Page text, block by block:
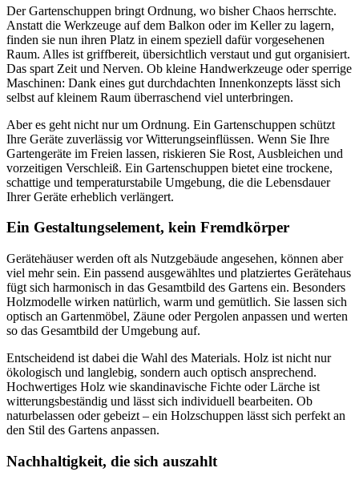
Der Gartenschuppen bringt Ordnung, wo bisher Chaos herrschte.
Anstatt die Werkzeuge auf dem Balkon oder im Keller zu lagern,
finden sie nun ihren Platz in einem speziell dafür vorgesehenen
Raum. Alles ist griffbereit, übersichtlich verstaut und gut organisiert.
Das spart Zeit und Nerven. Ob kleine Handwerkzeuge oder sperrige
Maschinen: Dank eines gut durchdachten Innenkonzepts lässt sich
selbst auf kleinem Raum überraschend viel unterbringen.
Aber es geht nicht nur um Ordnung. Ein Gartenschuppen schützt
Ihre Geräte zuverlässig vor Witterungseinflüssen. Wenn Sie Ihre
Gartengeräte im Freien lassen, riskieren Sie Rost, Ausbleichen und
vorzeitigen Verschleiß. Ein Gartenschuppen bietet eine trockene,
schattige und temperaturstabile Umgebung, die die Lebensdauer
Ihrer Geräte erheblich verlängert.
Ein Gestaltungselement, kein Fremdkörper
Gerätehäuser werden oft als Nutzgebäude angesehen, können aber
viel mehr sein. Ein passend ausgewähltes und platziertes Gerätehaus
fügt sich harmonisch in das Gesamtbild des Gartens ein. Besonders
Holzmodelle wirken natürlich, warm und gemütlich. Sie lassen sich
optisch an Gartenmöbel, Zäune oder Pergolen anpassen und werten
so das Gesamtbild der Umgebung auf.
Entscheidend ist dabei die Wahl des Materials. Holz ist nicht nur
ökologisch und langlebig, sondern auch optisch ansprechend.
Hochwertiges Holz wie skandinavische Fichte oder Lärche ist
witterungsbeständig und lässt sich individuell bearbeiten. Ob
naturbelassen oder gebeizt – ein Holzschuppen lässt sich perfekt an
den Stil des Gartens anpassen.
Nachhaltigkeit, die sich auszahlt